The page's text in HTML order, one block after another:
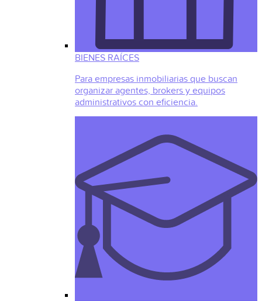
BIENES RAÍCES
Para empresas inmobiliarias que buscan
organizar agentes, brokers y equipos
administrativos con eficiencia.